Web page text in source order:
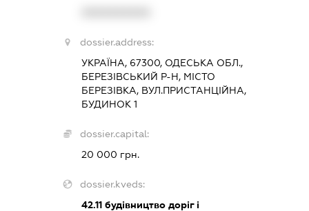
dossier.address:
УКРАЇНА, 67300, ОДЕСЬКА ОБЛ.,
БЕРЕЗІВСЬКИЙ Р-Н, МІСТО
БЕРЕЗІВКА, ВУЛ.ПРИСТАНЦІЙНА,
БУДИНОК 1
dossier.capital:
20 000 грн.
dossier.kveds:
42.11будівництво доріг і